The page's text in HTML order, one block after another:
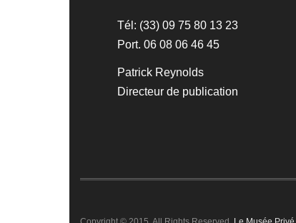
Tél: (33) 09 75 80 13 23
Port. 06 08 06 46 45
Patrick Reynolds
Directeur de publication